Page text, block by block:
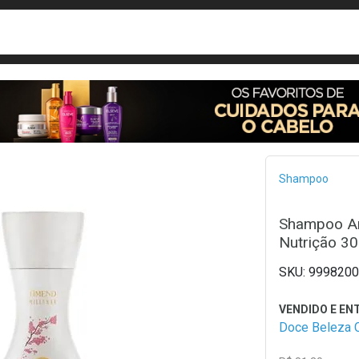
Shampoo
Shampoo
Nutrição
Doce Beleza